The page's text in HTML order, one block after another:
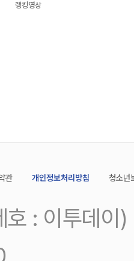
랭킹영상
관 개인정보처리방침 청소년
호 : 이투데